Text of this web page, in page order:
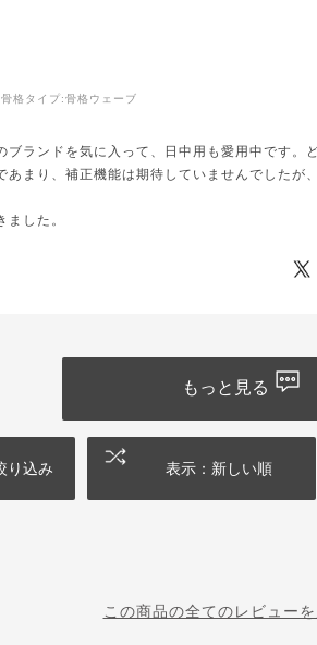
骨格タイプ:骨格ウェーブ
ランドを気に入って、日中用も愛用中です
まり、補正機能は期待していませんでした
した。
もっと見る
り込み 表示：新しい順
この商品の全てのレビューを